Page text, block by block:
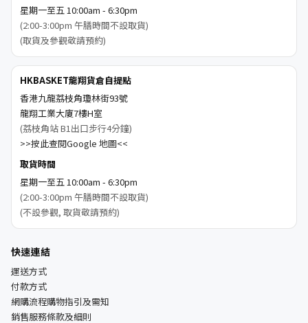
星期一至五 10:00am - 6:30pm
(2:00-3:00pm 午膳時間不設取貨)
(取貨及參觀敬請預約)
HKBASKET龍翔貨倉自提點
香港九龍荔枝角瓊林街93號
龍翔工業大廈7樓H室
(荔枝角站 B1出口步行4分鐘)
>>按此查閱Google 地圖<<
取貨時間
星期一至五 10:00am - 6:30pm
(2:00-3:00pm 午膳時間不設取貨)
(不設參觀, 取貨敬請預約)
快速連結
運送方式
付款方式
網購流程購物指引及需知
銷售服務條款及細則